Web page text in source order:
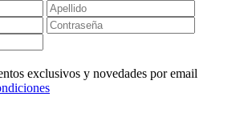
exclusivos y novedades por email